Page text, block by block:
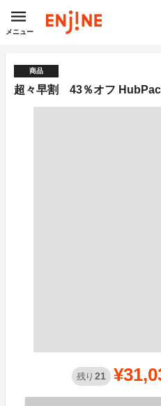
メニュー
商品
超々早割 43％オフ
残り 21